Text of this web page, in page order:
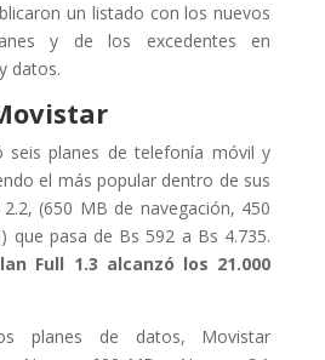
un listado con los nuevos
y de los excedentes en
datos.
seis planes de telefonía móvil y
el más popular dentro de sus
(650 MB de navegación, 450
que pasa de Bs 592 a Bs 4.735.
Full 1.3 alcanzó los 21.000
planes de datos, Movistar